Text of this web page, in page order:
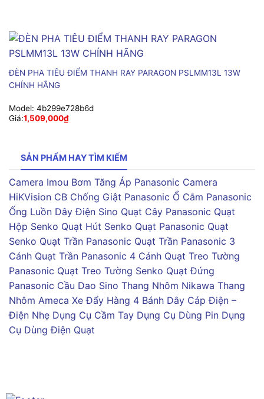
ĐÈN PHA TIÊU ĐIỂM THANH RAY PARAGON PSLMM13L 13W
CHÍNH HÃNG
Model: 4b299e728b6d
Giá:1,509,000₫
SẢN PHẨM HAY TÌM KIẾM
Camera Imou Bơm Tăng Áp Panasonic Camera
HiKVision CB Chống Giật Panasonic Ổ Cắm Panasonic
Ống Luồn Dây Điện Sino Quạt Cây Panasonic Quạt
Hộp Senko Quạt Hút Senko Quạt Panasonic Quạt
Senko Quạt Trần Panasonic Quạt Trần Panasonic 3
Cánh Quạt Trần Panasonic 4 Cánh Quạt Treo Tường
Panasonic Quạt Treo Tường Senko Quạt Đứng
Panasonic Cầu Dao Sino Thang Nhôm Nikawa Thang
Nhôm Ameca Xe Đẩy Hàng 4 Bánh Dây Cáp Điện –
Điện Nhẹ Dụng Cụ Cầm Tay Dụng Cụ Dùng Pin Dụng
Cụ Dùng Điện Quạt